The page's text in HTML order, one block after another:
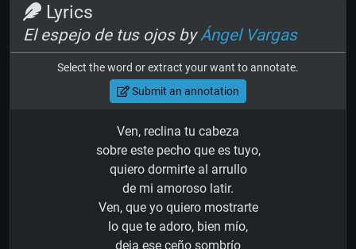
Lyrics
El espejo de tus ojos byÁngel Vargas
Select the word or extract your want to annotate.
Submit an annotation
Ven, reclina tu cabeza
sobre este pecho que es tuyo,
quiero dormirte al arrullo
de mi amoroso latir.
Ven, que yo quiero mostrarte
lo que te adoro, bien mío,
deja ese ceño sombrío